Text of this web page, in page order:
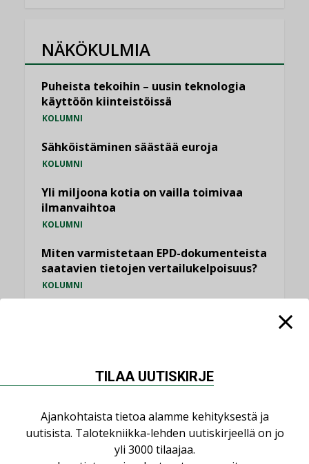
NÄKÖKULMIA
Puheista tekoihin – uusin teknologia
käyttöön kiinteistöissä
KOLUMNI
Sähköistäminen säästää euroja
KOLUMNI
Yli miljoona kotia on vailla toimivaa
ilmanvaihtoa
KOLUMNI
Miten varmistetaan EPD-dokumenteista
saatavien tietojen vertailukelpoisuus?
KOLUMNI
KATSO KAIKKI
TILAA UUTISKIRJE
Ajankohtaista tietoa alamme kehityksestä ja
uutisista. Talotekniikka-lehden uutiskirjeellä on jo
yli 3000 tilaajaa.